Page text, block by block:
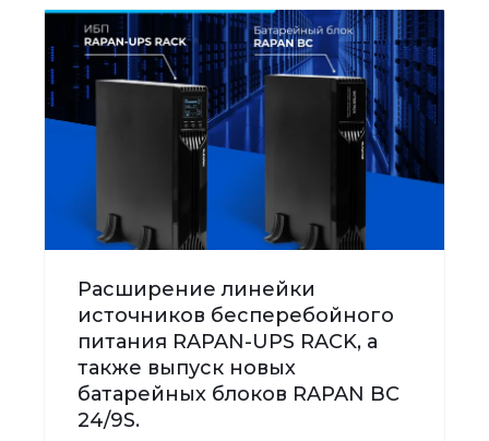
Расширение линейки
источников бесперебойного
питания RAPAN-UPS RACK, а
также выпуск новых
батарейных блоков RAPAN BC
24/9S.